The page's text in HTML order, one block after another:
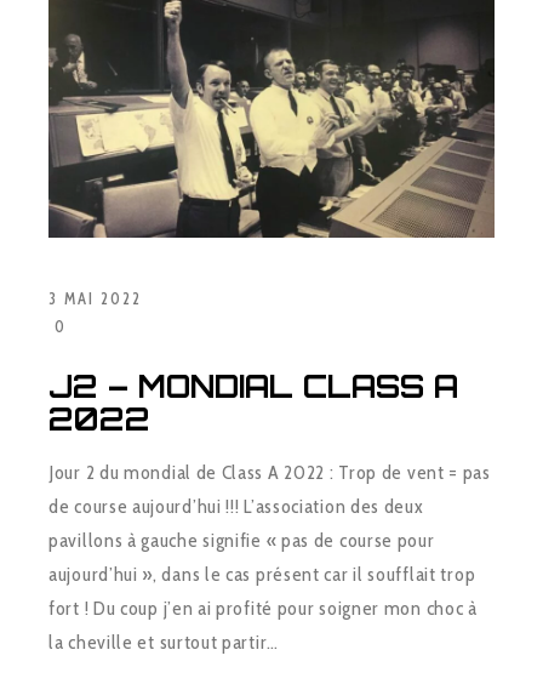
3 MAI 2022
0
J2 – MONDIAL CLASS A
2022
Jour 2 du mondial de Class A 2022 : Trop de vent = pas
de course aujourd’hui !!! L’association des deux
pavillons à gauche signifie « pas de course pour
aujourd’hui », dans le cas présent car il soufflait trop
fort ! Du coup j’en ai profité pour soigner mon choc à
la cheville et surtout partir…